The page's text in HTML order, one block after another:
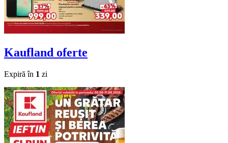
Kaufland oferte
Expiră în 1 zi